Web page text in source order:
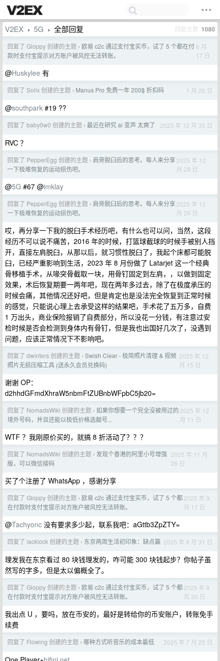
V2EX › 5G › 全部回复 回复总数 1080
回复了 Gloppy 创建的主题 › 欧易 c2c 通过支付宝买币，试了 5 个都在付
款时支付宝提示对方账户被风控无法转账。
6 月
17 日
@Huskylee 有
回复了 Solix 创建的主题 › Manus Pro 免费一年 200$ 折扣码 1 月 26 日
@southpark #19 ??
回复了 baby0w0 创建的主题 › 最近在研究 ai 变声 太爽了 2025 年 12 月 30 日
RVC ？
回复了 PepperEgg 创建的主题 › 肩旁脱臼后的思考。每人来分享
一下极难恢复的运动损伤吧。
2025 年 12
月 29 日
@5G #67 @imklay
回复了 PepperEgg 创建的主题 › 肩旁脱臼后的思考。每人来分享
一下极难恢复的运动损伤吧。
2025 年 12
月 29 日
哎，再分享一下我的脱臼手术经历吧，有什么也可以问，当然，这段
经历不可以说不痛苦，2016 年的时候，打篮球截球的时候手被别人挡
开，直接左肩脱臼，从那以后，就习惯性脱臼了，我起个床都可能脱
臼，已经严重影响到生活，2023 年 8 月份做了 Latarjet 这一个经典
骨移植手术，从喙突骨截取一块，用骨钉固定到左肩，，以做到固定
效果，术后恢复期要一两年吧，现在两年多过去，除了在极度承压的
时候会痛，其他情况还好吧，但是肯定也是没法完全恢复到正常时候
的感觉，只能说心理上去承受这样的结果吧，手术花了五万多，自费
1 万出头，商业保险报销了自费部分，所以没花一分钱，有注意过安
检时候是否会检测到身体内有骨钉，但是我也出国好几次了，没遇到
问题，应该正常情况下不影响吧。
回复了 dwinters 创建的主题 › Swish Clear - 极简照片清理 & 视频
照片无损压缩工具 (送永久会员兑换码)
2025 年 12
月 15 日
谢谢 OP：
d2hhdGFmdXhraW5nbmFtZUBnbWFpbC5jb20=
回复了 NomadsWiki 创建的主题 › 如果你想要一个完全没被用过的
境外号码，并且还能以极低价格选靓号...
2025 年 12
月 11 日
WTF ？我刚原价买的，就搞 8 折活动了？？？
回复了 NomadsWiki 创建的主题 › 发现个香港的阿里小号增强
版，可以微信接码
2025 年 11 月
26 日
买了个注册了 WhatsApp ，感谢分享
回复了 Gloppy 创建的主题 › 欧易 c2c 通过支付宝买币，试了 5 个都
在付款时支付宝提示对方账户被风控无法转账。
2025 年 9
月 11 日
@Tachyonc 没有要求多少起，联系我吧：aGttb3ZpZTY=
回复了 lacklock 创建的主题 › 东京两周生活初印象：缺点篇 2025 年 8 月 31 日
理发我在东京看过 80 块钱理发的，咋可能 300 块钱起步？你帖子虽
然写的字多，但是太以偏概全了。
回复了 Gloppy 创建的主题 › 欧易 c2c 通过支付宝买币，试了 5 个都
在付款时支付宝提示对方账户被风控无法转账。
2025 年 8
月 30 日
我出点 U ，要吗，放在币安的，最好是转给你的币安账户，转账免手
续费
回复了 Flowing 创建的主题 › 哪种方式听音乐的成本最低 2025 年 7 月 25 日